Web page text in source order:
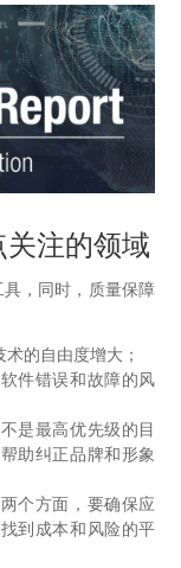
关注的领域
，同时，质量保障
的自由度增大；
件错误和故障的风
是最高优先级的目
助纠正品牌和形象
个方面，要确保应
到成本和风险的平